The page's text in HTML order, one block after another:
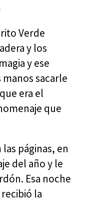
Verde
y los
y ese
sacarle
era el
que
páginas, en
del año y le
Esa noche
la